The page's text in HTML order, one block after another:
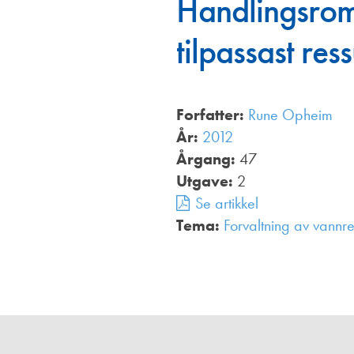
tilpassast
Forfatter: Rune Opheim
År: 2012
Årgang: 47
Utgave: 2
Se artikkel
Tema: Forvaltning av